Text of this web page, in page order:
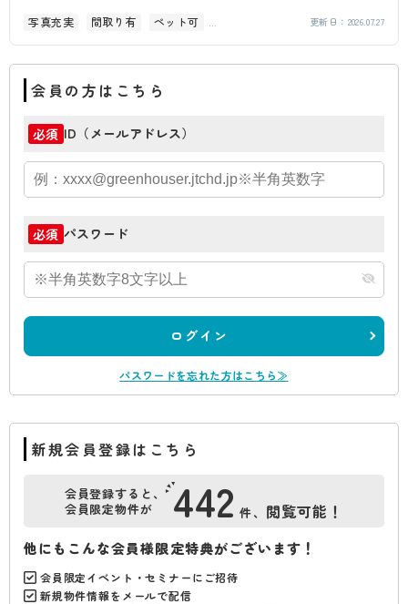
写真充実
間取り有
ペット可
更新日： 2026.07.27
会員の方はこちら
必須 ID（メールアドレス）
必須 パスワード
ログイン
パスワードを忘れた方はこちら≫
新規会員登録はこちら
会員登録すると、
会員限定物件が
442 件、 閲覧可能！
他にもこんな会員様限定特典がございます！
会員限定イベント・セミナーにご招待
新規物件情報をメールで配信